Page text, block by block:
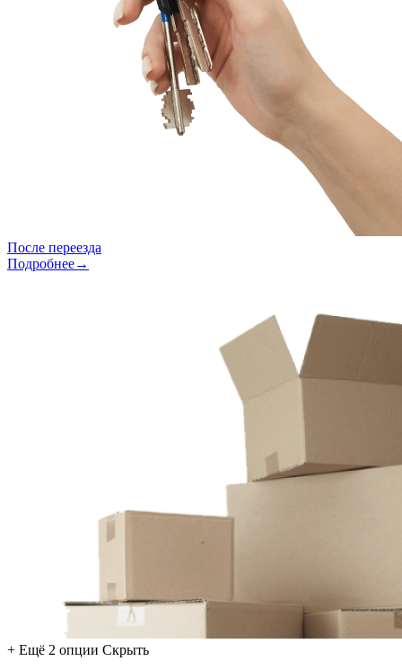
После переезда
Подробнее→
+ Ещё 2 опции Скрыть